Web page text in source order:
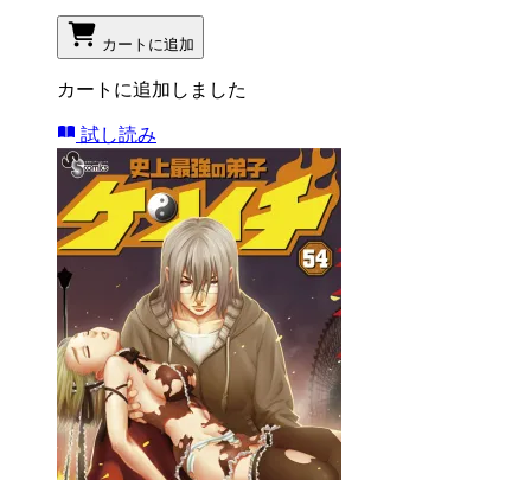
カートに追加
カートに追加しました
試し読み